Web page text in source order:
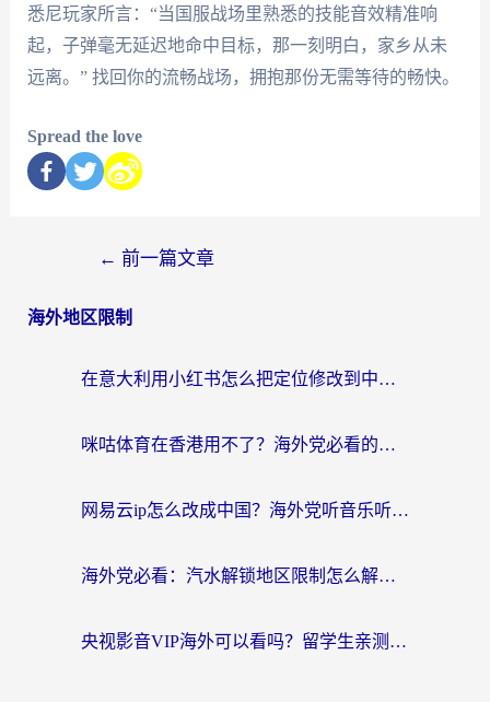
悉尼玩家所言：“当国服战场里熟悉的技能音效精准响
起，子弹毫无延迟地命中目标，那一刻明白，家乡从未
远离。” 找回你的流畅战场，拥抱那份无需等待的畅快。
Spread the love
← 前一篇文章
海外地区限制
在意大利用小红书怎么把定位修改到中国国内？3个实用技巧+1个靠谱工具帮你搞定
咪咕体育在香港用不了？海外党必看的回国加速器选择指南（附3个真实场景解决方案）
网易云ip怎么改成中国？海外党听音乐听书的无痛解决方案
海外党必看：汽水解锁地区限制怎么解除？3招解决国内影音&生活服务难题
央视影音VIP海外可以看吗？留学生亲测有效的回国加速器选择指南